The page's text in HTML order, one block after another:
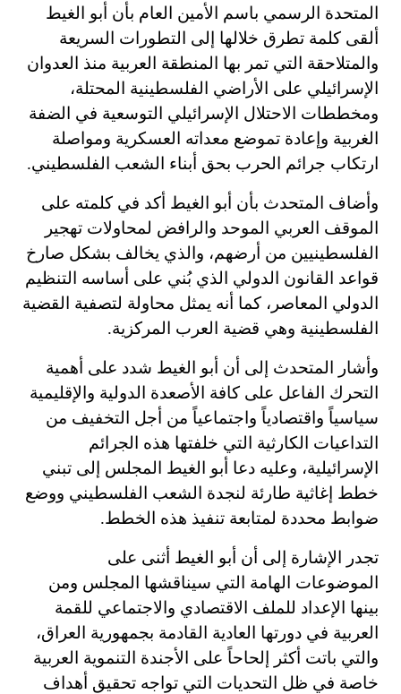
المتحدة الرسمي باسم الأمين العام بأن أبو الغيط
ألقى كلمة تطرق خلالها إلى التطورات السريعة
والمتلاحقة التي تمر بها المنطقة العربية منذ العدوان
الإسرائيلي على الأراضي الفلسطينية المحتلة،
ومخططات الاحتلال الإسرائيلي التوسعية في الضفة
الغربية وإعادة تموضع معداته العسكرية ومواصلة
ارتكاب جرائم الحرب بحق أبناء الشعب الفلسطيني.
وأضاف المتحدث بأن أبو الغيط أكد في كلمته على
الموقف العربي الموحد والرافض لمحاولات تهجير
الفلسطينيين من أرضهم، والذي يخالف بشكل صارخ
قواعد القانون الدولي الذي بُني على أساسه التنظيم
الدولي المعاصر، كما أنه يمثل محاولة لتصفية القضية
الفلسطينية وهي قضية العرب المركزية.
وأشار المتحدث إلى أن أبو الغيط شدد على أهمية
التحرك الفاعل على كافة الأصعدة الدولية والإقليمية
سياسياً واقتصادياً واجتماعياً من أجل التخفيف من
التداعيات الكارثية التي خلفتها هذه الجرائم
الإسرائيلية، وعليه دعا أبو الغيط المجلس إلى تبني
خطط إغاثية طارئة لنجدة الشعب الفلسطيني ووضع
ضوابط محددة لمتابعة تنفيذ هذه الخطط.
تجدر الإشارة إلى أن أبو الغيط أثنى على
الموضوعات الهامة التي سيناقشها المجلس ومن
بينها الإعداد للملف الاقتصادي والاجتماعي للقمة
العربية في دورتها العادية القادمة بجمهورية العراق،
والتي باتت أكثر إلحاحاً على الأجندة التنموية العربية
خاصة في ظل التحديات التي تواجه تحقيق أهداف